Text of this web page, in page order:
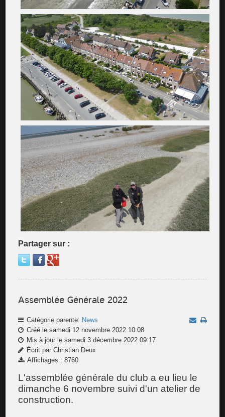
Partager sur :
Assemblée Générale 2022
Catégorie parente: News
Créé le samedi 12 novembre 2022 10:08
Mis à jour le samedi 3 décembre 2022 09:17
Écrit par Christian Deux
Affichages : 8760
L'assemblée générale du club a eu lieu le
dimanche 6 novembre suivi d'un atelier de
construction.